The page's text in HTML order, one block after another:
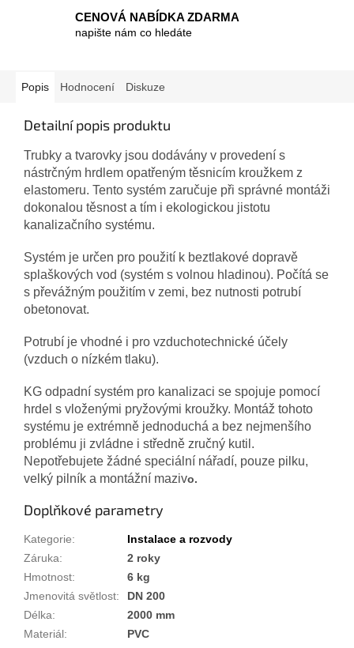
CENOVÁ NABÍDKA ZDARMA
napište nám co hledáte
Popis Hodnocení Diskuze
Detailní popis produktu
Trubky a tvarovky jsou dodávány v provedení s
nástrčným hrdlem opatřeným těsnicím kroužkem z
elastomeru. Tento systém zaručuje při správné montáži
dokonalou těsnost a tím i ekologickou jistotu
kanalizačního systému.
Systém je určen pro použití k beztlakové dopravě
splaškových vod (systém s volnou hladinou). Počítá se
s převážným použitím v zemi, bez nutnosti potrubí
obetonovat.
Potrubí je vhodné i pro vzduchotechnické účely
(vzduch o nízkém tlaku).
KG odpadní systém pro kanalizaci se spojuje pomocí
hrdel s vloženými pryžovými kroužky. Montáž tohoto
systému je extrémně jednoduchá a bez nejmenšího
problému ji zvládne i středně zručný kutil.
Nepotřebujete žádné speciální nářadí, pouze pilku,
velký pilník a montážní mazivo.
Doplňkové parametry
Kategorie:
Instalace a rozvody
Záruka:
2 roky
Hmotnost:
6 kg
Jmenovitá světlost:
DN 200
Délka:
2000 mm
Materiál: PVC